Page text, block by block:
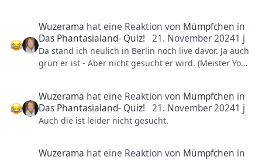
Wuzerama hat eine Reaktion von Mümpfchen in
Das Phantasialand- Quiz!
21. November 20241 j
Da stand ich neulich in Berlin noch live davor. Ja auch
grün er ist - Aber nicht gesucht er wird. (Meister Yoda
Wuzerama hat eine Reaktion von Mümpfchen in
Das Phantasialand- Quiz!
21. November 20241 j
Auch die ist leider nicht gesucht.
Wuzerama hat eine Reaktion von Mümpfchen in